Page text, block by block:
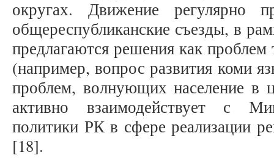
округах. Движение регулярно
общереспубликанские съезды, в
предлагаются решения как
(например, вопрос развития коми
проблем, волнующих население
активно взаимодействует с
политики РК в сфере реализации
[18].